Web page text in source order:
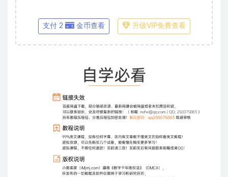
支付 2 金币查看 升级VIP免费查看